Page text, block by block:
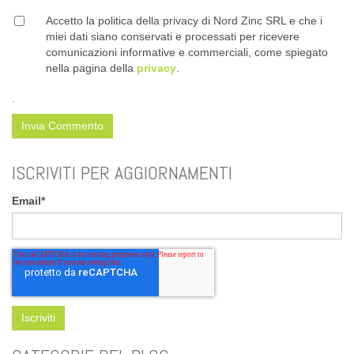
Accetto la politica della privacy di Nord Zinc SRL e che i
miei dati siano conservati e processati per ricevere
comunicazioni informative e commerciali, come spiegato
nella pagina della privacy
ISCRIVITI PER AGGIORNAMENTI
Email*